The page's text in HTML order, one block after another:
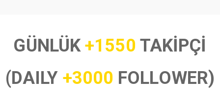
GÜNLÜK+1550 TAKİPÇİ
(DAILY +3000 FOLLOWER)